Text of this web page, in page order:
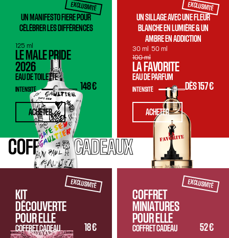
EXCLUSIVITÉ
UN MANIFESTO FIERE POUR
CÉLÉBRER LES DIFFÉRENCES
LE MALE PRIDE
2026
EAU DE TOILETTE
148 €
INTENSITÉ
125 ml
ACHETER
EXCLUSIVITÉ
UN SILLAGE AVEC UNE FLEUR
BLANCHE EN LUMIÈRE & UN
AMBRE EN ADDICTION
LA FAVORITE
EAU DE PARFUM
DÈS157 €
INTENSITÉ
30 ml 50 ml
100 ml
ACHETER
COFFRETSCADEAUX
EXCLUSIVITÉ
KIT
DÉCOUVERTE
POUR ELLE
COFFRET CADEAU 18 €
EXCLUSIVITÉ
COFFRET
MINIATURES
POUR ELLE
COFFRET CADEAU 52 €